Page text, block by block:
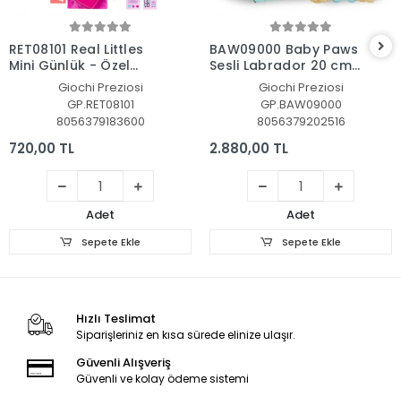
RET08101 Real Littles
Mini Günlük - Özel
fiyatlı ürünGiochi Preziosi
GP.RET08101
8056379183600
720,00 TL
Adet
Sepete Ekle
BAW09000 Baby Paws
Sesli Labrador 20 cm
Giochi Preziosi
GP.BAW09000
8056379202516
2.880,00 TL
Adet
Sepete Ekle
Hızlı Teslimat
Siparişleriniz en kısa sürede elinize ulaşır.
Güvenli Alışveriş
Güvenli ve kolay ödeme sistemi